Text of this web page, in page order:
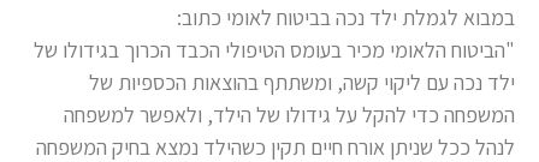
במבוא לגמלת ילד נכה בביטוח לאומי כתוב:
"הביטוח הלאומי מכיר בעומס הטיפולי הכבד הכרוך בגידולו של
ילד נכה עם ליקוי קשה, ומשתתף בהוצאות הכספיות של
המשפחה כדי להקל על גידולו של הילד, ולאפשר למשפחה
לנהל ככל שניתן אורח חיים תקין כשהילד נמצא בחיק המשפחה